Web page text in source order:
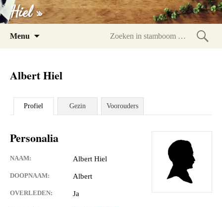
Hiel »
Menu
Albert Hiel
Profiel Gezin Voorouders
Personalia
NAAM: Albert Hiel
DOOPNAAM: Albert
OVERLEDEN: Ja